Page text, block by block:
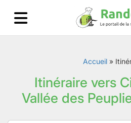
Accueil»
Itinéraire vers
Vallée des